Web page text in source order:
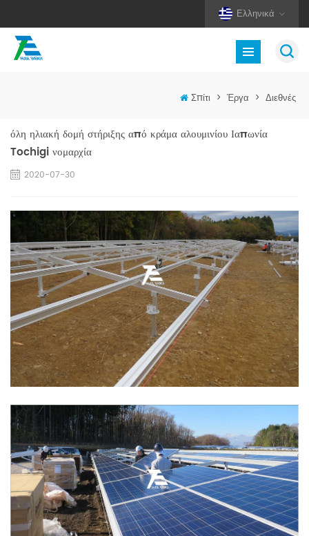
Ελληνικά
Σπίτι > Έργα > Διεθνές
όλη ηλιακή δομή στήριξης από κράμα αλουμινίου Ιαπωνία
Tochigi νομαρχία
2020-07-30